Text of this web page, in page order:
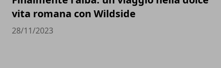
vita romana con Wildside
28/11/2023